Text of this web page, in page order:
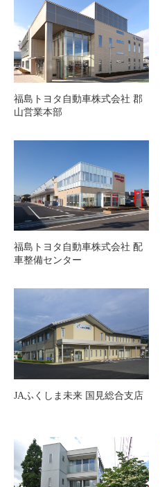
福島トヨタ自動車株式会社 郡
山営業本部
福島トヨタ自動車株式会社 配
車整備センター
JAふくしま未来 国見総合支店